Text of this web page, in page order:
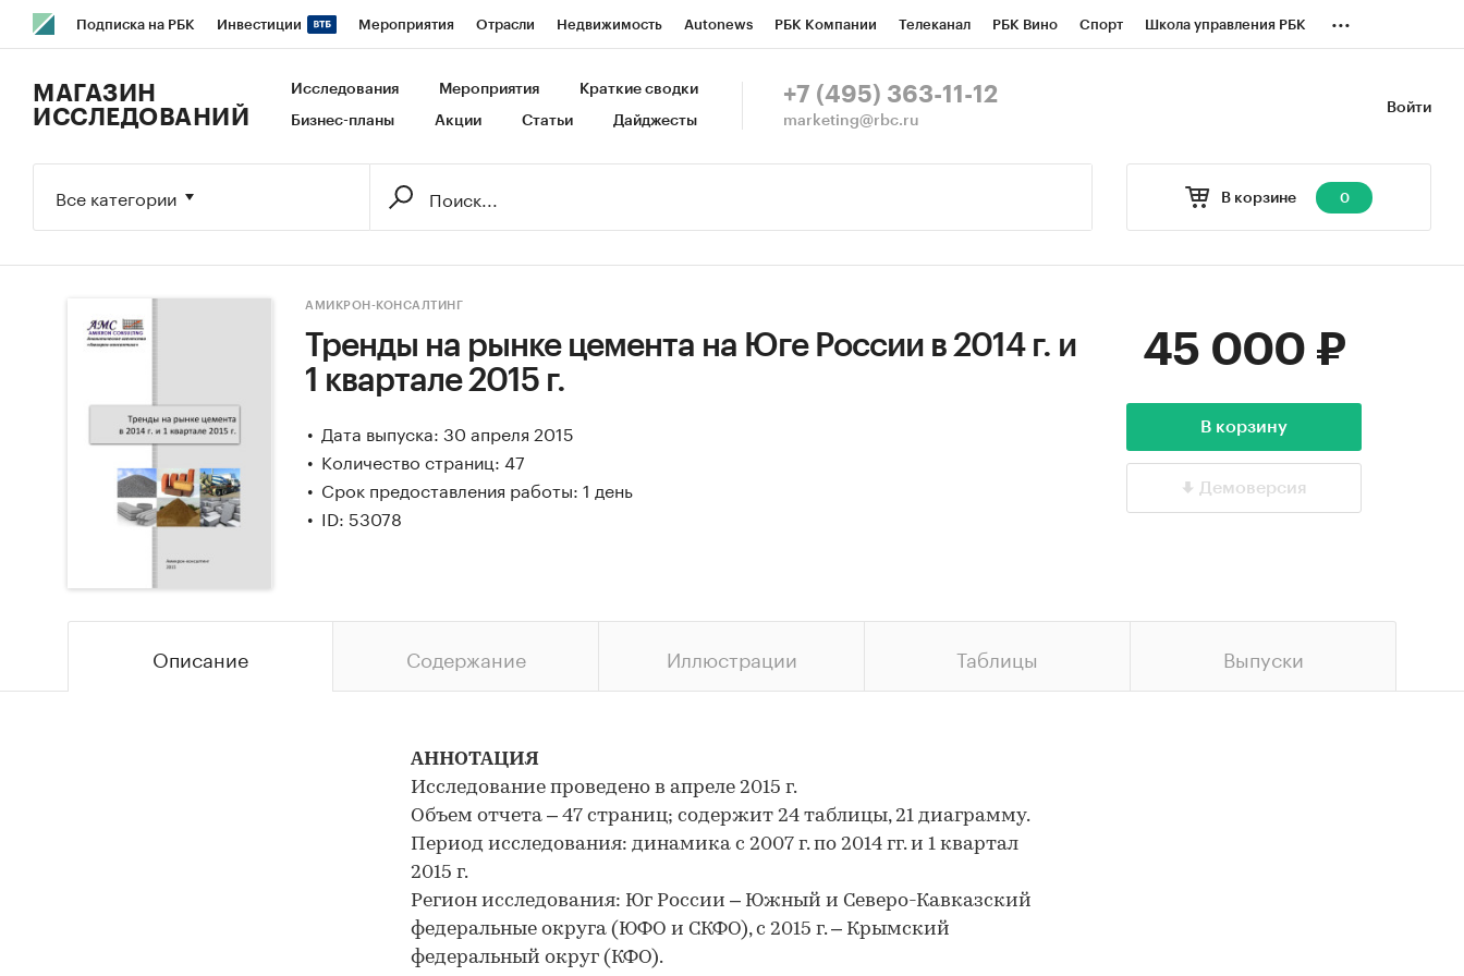
Подписка на РБК Инвестиции Мероприятия Отрасли Недвижимость Autonews РБК Компании Телеканал РБК Вино Спорт Школа управления РБК
Исследования Кредитные рейтинги Франшизы Газета Спецпроекты СПб Конференции СПб Спецпроекты
...
Войти
МАГАЗИН
ИССЛЕДОВАНИЙ
Исследования Мероприятия Краткие сводки
Бизнес-планы Акции Статьи Дайджесты
+7 (495) 363-11-12
marketing@rbc.ru
В корзине 0
Все категории
АМИКРОН-КОНСАЛТИНГ
Тренды на рынке цемента на Юге России в 2014 г. и
1 квартале 2015 г.
Дата выпуска: 30 апреля 2015
Количество страниц: 47
Срок предоставления работы: 1 день
ID: 53078
45 000 ₽
В корзину
Демоверсия
Описание Содержание Иллюстрации Таблицы Выпуски
АННОТАЦИЯ
Исследование проведено в апреле 2015 г.
Объем отчета – 47 страниц; содержит 24 таблицы, 21 диаграмму.
Период исследования: динамика с 2007 г. по 2014 гг. и 1 квартал
2015 г.
Регион исследования: Юг России – Южный и Северо-Кавказский
федеральные округа (ЮФО и СКФО), с 2015 г. – Крымский
федеральный округ (КФО).